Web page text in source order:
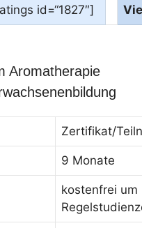
id=“1827″]
Aromatherapie
Zertifikat/
9 Monate
kostenfrei um